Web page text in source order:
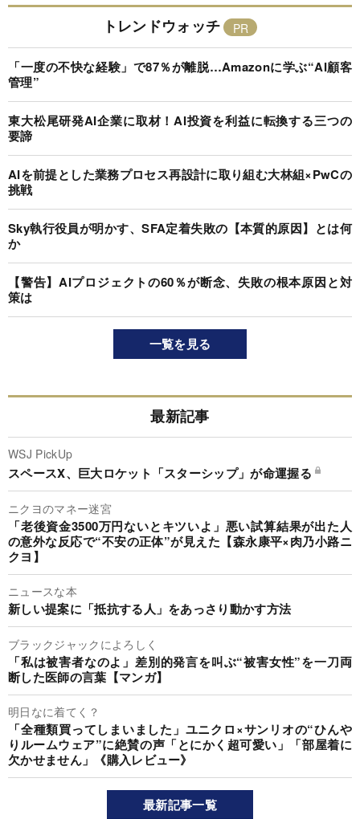
トレンドウォッチ
「一度の不快な経験」で87％が離脱…Amazonに学ぶ“AI顧客
管理”
東大松尾研発AI企業に取材！AI投資を利益に転換する三つの
要諦
AIを前提とした業務プロセス再設計に取り組む大林組×PwCの
挑戦
Sky執行役員が明かす、SFA定着失敗の【本質的原因】とは何
か
【警告】AIプロジェクトの60％が断念、失敗の根本原因と対
策は
一覧を見る
最新記事
WSJ PickUp
スペースX、巨大ロケット「スターシップ」が命運握る
ニクヨのマネー迷宮
「老後資金3500万円ないとキツいよ」悪い試算結果が出た人
の意外な反応で“不安の正体”が見えた【森永康平×肉乃小路ニ
クヨ】
ニュースな本
新しい提案に「抵抗する人」をあっさり動かす方法
ブラックジャックによろしく
「私は被害者なのよ」差別的発言を叫ぶ“被害女性”を一刀両
断した医師の言葉【マンガ】
明日なに着てく？
「全種類買ってしまいました」ユニクロ×サンリオの“ひんや
りルームウェア”に絶賛の声「とにかく超可愛い」「部屋着に
欠かせません」《購入レビュー》
最新記事一覧